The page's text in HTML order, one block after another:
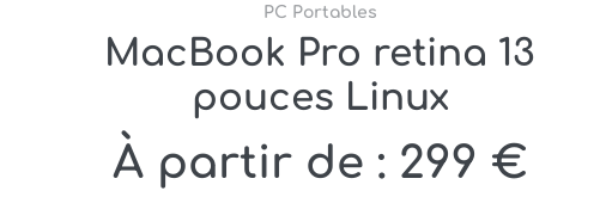
PC Portables
MacBook Pro retina 13
pouces Linux
À partir de : Le
299 €